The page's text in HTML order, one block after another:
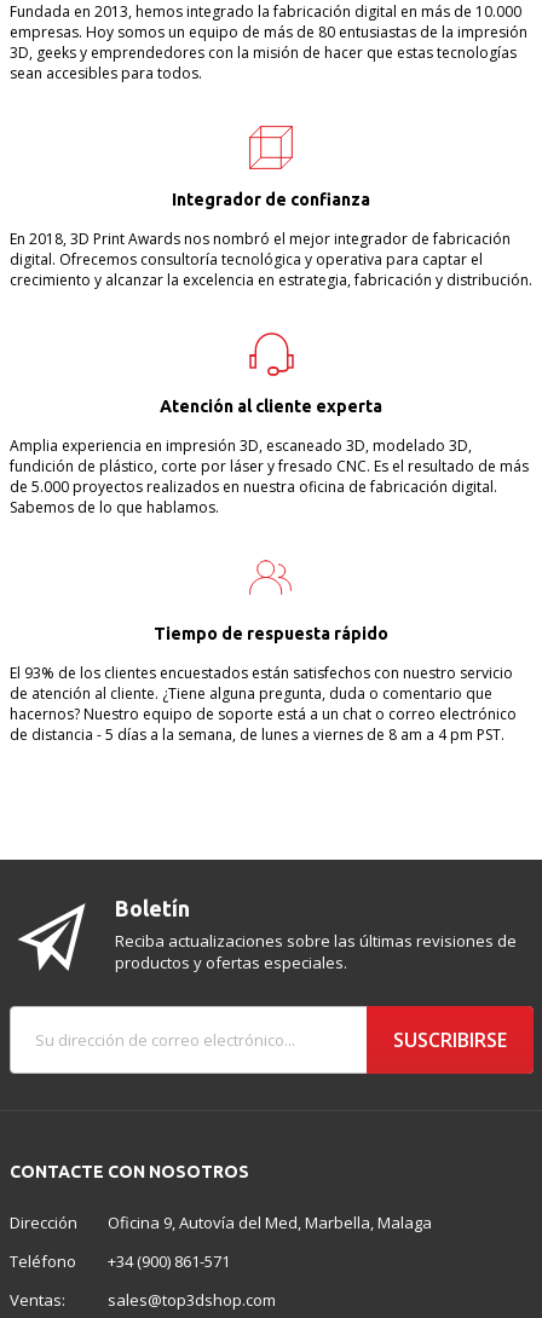
Fundada en 2013, hemos integrado la fabricación digital en más de 10.000
empresas. Hoy somos un equipo de más de 80 entusiastas de la impresión
3D, geeks y emprendedores con la misión de hacer que estas tecnologías
sean accesibles para todos.
Integrador de confianza
En 2018, 3D Print Awards nos nombró el mejor integrador de fabricación
digital. Ofrecemos consultoría tecnológica y operativa para captar el
crecimiento y alcanzar la excelencia en estrategia, fabricación y distribución.
Atención al cliente experta
Amplia experiencia en impresión 3D, escaneado 3D, modelado 3D,
fundición de plástico, corte por láser y fresado CNC. Es el resultado de más
de 5.000 proyectos realizados en nuestra oficina de fabricación digital.
Sabemos de lo que hablamos.
Tiempo de respuesta rápido
El 93% de los clientes encuestados están satisfechos con nuestro servicio
de atención al cliente. ¿Tiene alguna pregunta, duda o comentario que
hacernos? Nuestro equipo de soporte está a un chat o correo electrónico
de distancia - 5 días a la semana, de lunes a viernes de 8 am a 4 pm PST.
CONTACTE CON NOSOTROS
Dirección
Oficina 9, Autovía del Med, Marbella, Malaga
Teléfono
+34 (900) 861-571
Ventas:
sales@top3dshop.com
Boletín
Reciba actualizaciones sobre las últimas revisiones de
productos y ofertas especiales.
SUSCRIBIRSE